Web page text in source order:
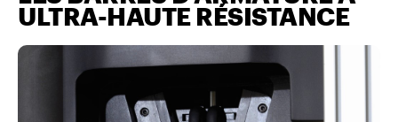
ULTRA-HAUTE RÉSISTANCE